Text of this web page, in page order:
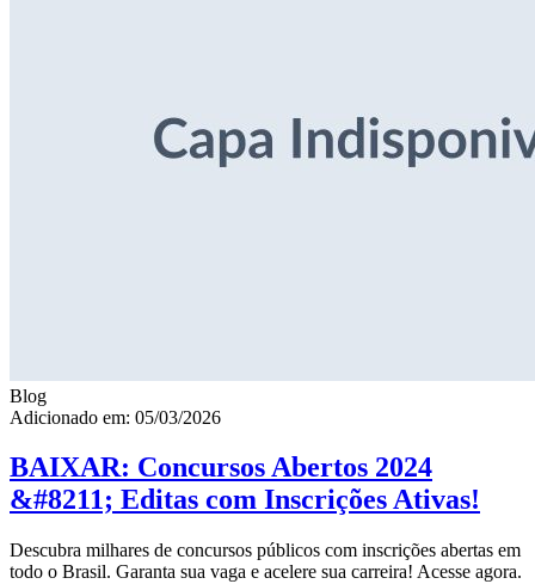
Blog
Adicionado em: 05/03/2026
BAIXAR: Concursos Abertos 2024
&#8211; Editas com Inscrições Ativas!
Descubra milhares de concursos públicos com inscrições abertas em
todo o Brasil. Garanta sua vaga e acelere sua carreira! Acesse agora.